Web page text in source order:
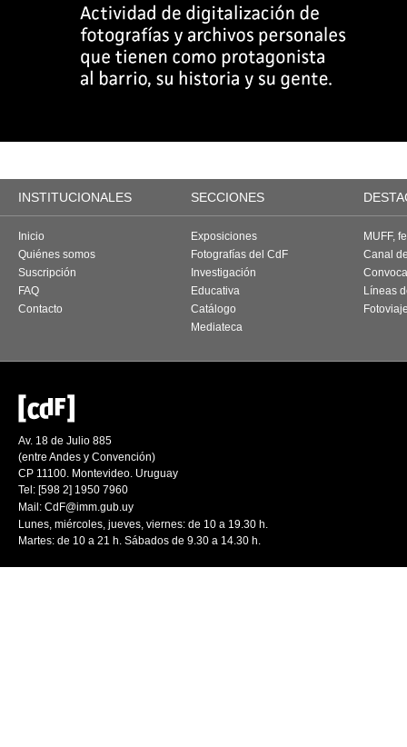
INSTITUCIONALES SECCIONES
Inicio
Quiénes somos
Suscripción
FAQ
Contacto
Exposiciones
Fotografías del CdF
Investigación
Educativa
Catálogo
Mediateca
MUFF,
Canal
Líneas
Av. 18 de Julio 885
(entre Andes y Convención)
CP 11100. Montevideo. Uruguay
Tel: [598 2] 1950 7960
Mail: CdF@imm.gub.uy
Lunes, miércoles, jueves, viernes: de 10 a 19.30 h.
Martes: de 10 a 21 h. Sábados de 9.30 a 14.30 h.